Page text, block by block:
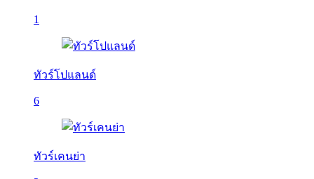
1
ทัวร์โปแลนด์
6
ทัวร์เคนย่า